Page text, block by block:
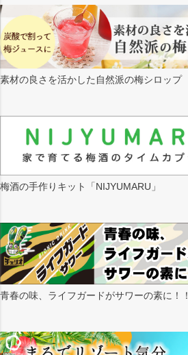
素材の良さを活かした自然派の梅シロップ
梅酒の手作りキット「NIJYUMARU」
青春の味、ライフガードがサワーの素に！！